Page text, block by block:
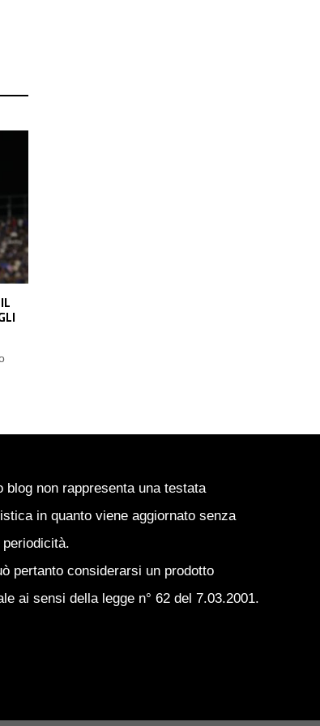
SI
blog non rappresenta una testata
in quanto viene aggiornato senza
pertanto considerarsi un prodotto
ai sensi della legge n° 62 del 7.03.2001.